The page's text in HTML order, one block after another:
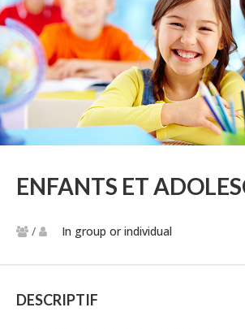
ENFANTS ET
/ In group or individual
DESCRIPTIF